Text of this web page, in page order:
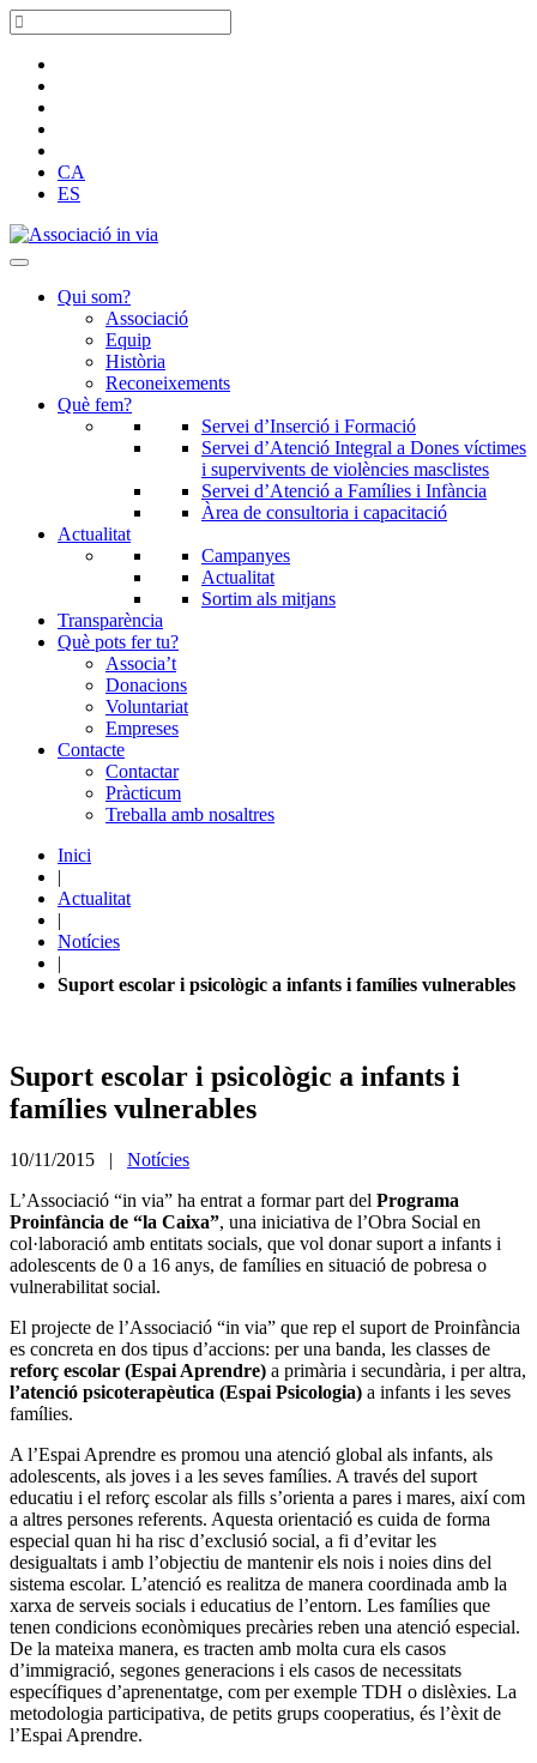
CA
ES
Qui som?
Associació
Equip
Història
Reconeixements
Què fem?
Servei d’Inserció i Formació
Servei d’Atenció Integral a Dones víctimes
i supervivents de violències masclistes
Servei d’Atenció a Famílies i Infància
Àrea de consultoria i capacitació
Actualitat
Campanyes
Actualitat
Sortim als mitjans
Transparència
Què pots fer tu?
Associa’t
Donacions
Voluntariat
Empreses
Contacte
Contactar
Pràcticum
Treballa amb nosaltres
Inici
|
Actualitat
|
Notícies
|
Suport escolar i psicològic a infants i famílies vulnerables
Suport escolar i psicològic a infants i
famílies vulnerables
10/11/2015 | Notícies
L’Associació “in via” ha entrat a formar part del Programa
Proinfància de “la Caixa”, una iniciativa de l’Obra Social en
col·laboració amb entitats socials, que vol donar suport a infants i
adolescents de 0 a 16 anys, de famílies en situació de pobresa o
vulnerabilitat social.
El projecte de l’Associació “in via” que rep el suport de Proinfància
es concreta en dos tipus d’accions: per una banda, les classes de
reforç escolar (Espai Aprendre) a primària i secundària, i per altra,
l’atenció psicoterapèutica (Espai Psicologia) a infants i les seves
famílies.
A l’Espai Aprendre es promou una atenció global als infants, als
adolescents, als joves i a les seves famílies. A través del suport
educatiu i el reforç escolar als fills s’orienta a pares i mares, així com
a altres persones referents. Aquesta orientació es cuida de forma
especial quan hi ha risc d’exclusió social, a fi d’evitar les
desigualtats i amb l’objectiu de mantenir els nois i noies dins del
sistema escolar. L’atenció es realitza de manera coordinada amb la
xarxa de serveis socials i educatius de l’entorn. Les famílies que
tenen condicions econòmiques precàries reben una atenció especial.
De la mateixa manera, es tracten amb molta cura els casos
d’immigració, segones generacions i els casos de necessitats
específiques d’aprenentatge, com per exemple TDH o dislèxies. La
metodologia participativa, de petits grups cooperatius, és l’èxit de
l’Espai Aprendre.